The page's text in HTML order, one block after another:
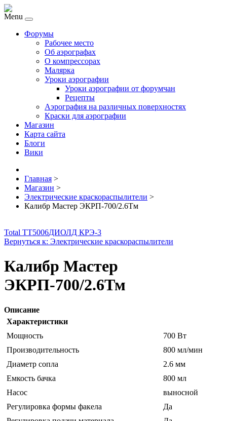
Menu
Форумы
Рабочее место
Об аэрографах
О компрессорах
Малярка
Уроки аэрографии
Уроки аэрографии от форумчан
Рецепты
Аэрография на различных поверхностях
Краски для аэрографии
Магазин
Карта сайта
Блоги
Вики
Главная >
Магазин >
Электрические краскораспылители >
Калибр Мастер ЭКРП-700/2.6Тм
Total TT5006ДИОЛД КРЭ-3
Вернуться к: Электрические краскораспылители
Калибр Мастер
ЭКРП-700/2.6Тм
Описание
Характеристики
Мощность
700 Вт
Производительность
800 мл/мин
Диаметр сопла
2.6 мм
Емкость бачка
800 мл
Насос
выносной
Регулировка формы факела
Да